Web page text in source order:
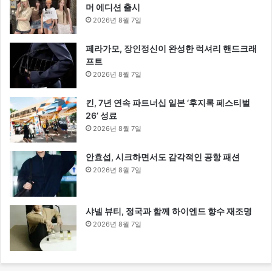
머 에디션 출시
2026년 8월 7일
페라가모, 장인정신이 완성한 럭셔리 핸드크래
프트
2026년 8월 7일
킨, 7년 연속 파트너십 일본 ‘후지록 페스티벌
26’ 성료
2026년 8월 7일
안효섭, 시크하면서도 감각적인 공항 패션
2026년 8월 7일
샤넬 뷰티, 정국과 함께 하이엔드 향수 재조명
2026년 8월 7일